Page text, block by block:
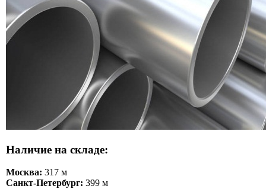
Наличие на складе:
Москва: 317 м
Санкт-Петербург: 399 м